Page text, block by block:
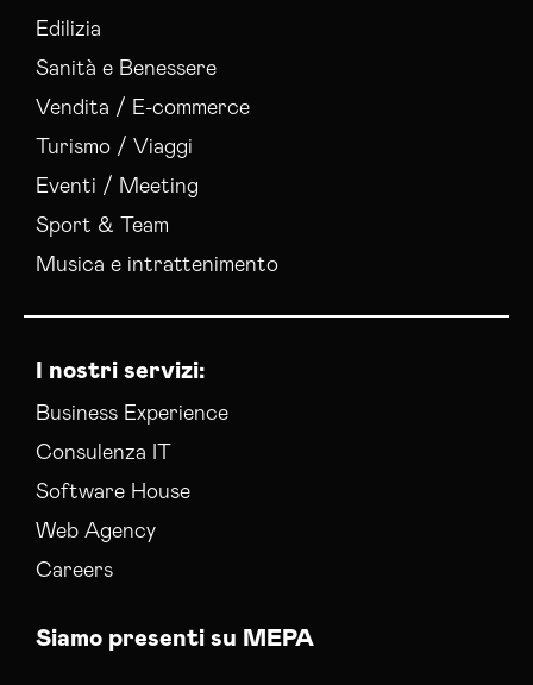
Gestione Social Media Udine
Social Media Advertising Udine
Social Media Manager Udine
Sviluppo Ecommerce Udine
Web Agency Udine
Edilizia
Sanità e Benessere
Vendita / E-commerce
Turismo / Viaggi
Eventi / Meeting
Sport & Team
Musica e intrattenimento
I nostri servizi:
Business Experience
Consulenza IT
Software House
Web Agency
Careers
Siamo presenti su MEPA